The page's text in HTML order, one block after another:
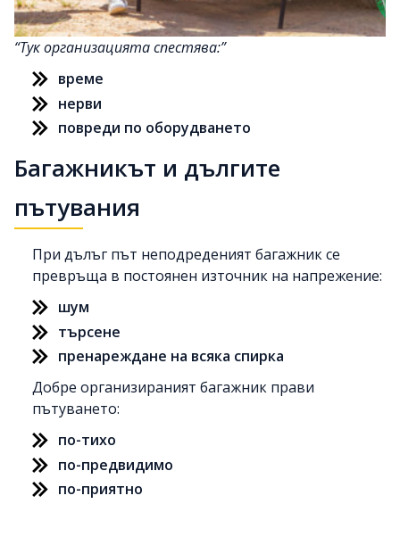
Тук организацията спестява:
време
нерви
повреди по оборудването
Багажникът и дългите
пътувания
При дълъг път неподреденият багажник се
превръща в постоянен източник на напрежение:
шум
търсене
пренареждане на всяка спирка
Добре организираният багажник прави
пътуването:
по-тихо
по-предвидимо
по-приятно